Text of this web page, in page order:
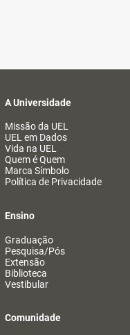
A Universidade
Missão da UEL
UEL em Dados
Vida na UEL
Quem é Quem
Marca Símbolo
Política de Privacidade
Ensino
Graduação
Pesquisa/Pós
Extensão
Biblioteca
Vestibular
Comunidade